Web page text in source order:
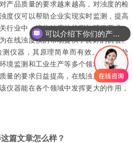
产品质量的要求越来越高，对浊度的检
度仪可以帮助企业实现实时监测，提高
行业中，液体浊度的检测与环保要求、
在线浊度仪的市场提供了良好的机会。
仪器，其原理简单而有效。它在水处
境监测和工业生产等多个领域中有着广
量的要求日益提高，在线浊度仪的市场
仪器能在各个领域中发挥更大的作用，
篇文章怎么样？
可以介绍下你们的产品么